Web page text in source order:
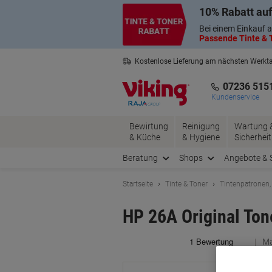
10% Rabatt
Bei einem Einkauf
Passende Tinte &
Kostenlose Lieferung am nächsten
07236
Kundenservice
Bewirtung
& Küche
Reinigung
& Hygiene
Wartung
Sicherheit
Beratung Shops Angebote &
Startseite Tinte & Toner
HP 26A Original